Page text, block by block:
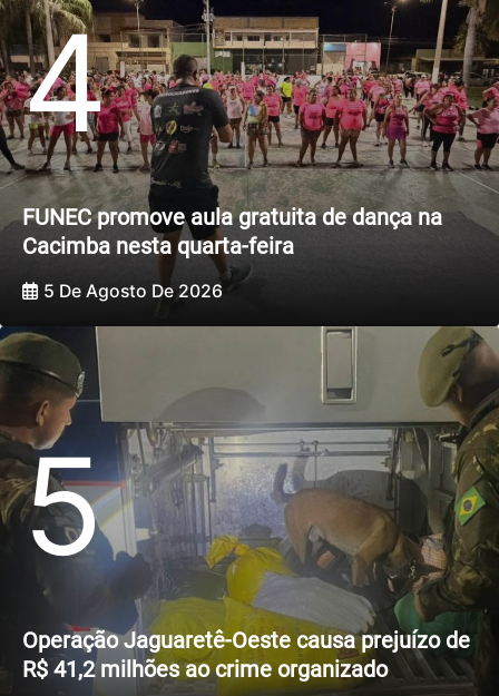
4
FUNEC promove aula gratuita de dança na
Cacimba nesta quarta-feira
5 De Agosto De 2026
5
Operação Jaguaretê-Oeste causa prejuízo de
R$ 41,2 milhões ao crime organizado